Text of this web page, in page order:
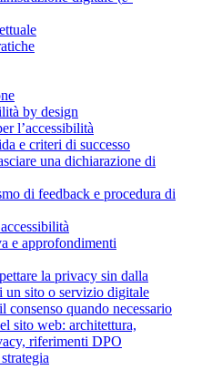
by design
l’accessibilità
e criteri di successo
una dichiarazione di
di feedback e procedura di
e approfondimenti
la privacy sin dalla
un sito o servizio digitale
consenso quando necessario
sito web: architettura,
riferimenti DPO